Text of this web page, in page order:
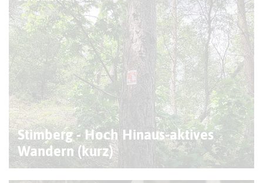
Stimberg - Hoch Hinaus-aktives
Wandern (kurz)